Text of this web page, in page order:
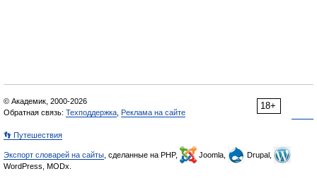
18+
© Академик, 2000-2026
Обратная связь: Техподдержка Реклама на сайте
👣 Путешествия
Экспорт словарей на сайты , сделанные на PHP, Joomla,
Drupal,
WordPress, MODx.